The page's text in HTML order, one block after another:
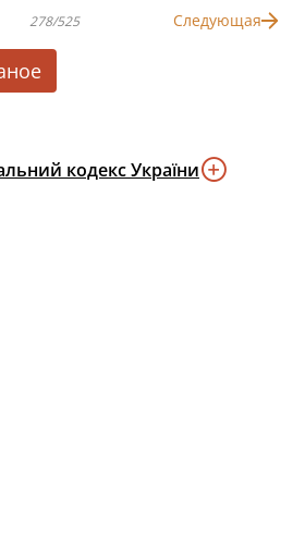
278/525 Следующая
кодекс України